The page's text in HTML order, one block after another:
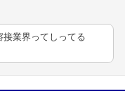
業界ってしってる